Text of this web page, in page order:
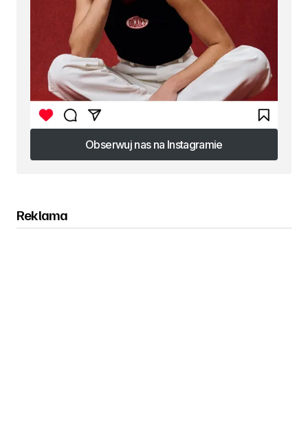
Obserwuj nas na Instagramie
Obserwuj nas na Instagramie
Reklama